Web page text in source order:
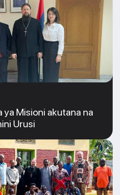
ya Misioni akutana na
Urusi